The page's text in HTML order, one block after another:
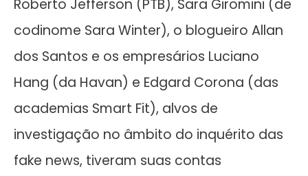
Roberto Jefferson (PTB), Sara Giromini (de
codinome Sara Winter), o blogueiro Allan
dos Santos e os empresários Luciano
Hang (da Havan) e Edgard Corona (das
academias Smart Fit), alvos de
investigação no âmbito do inquérito das
fake news, tiveram suas contas